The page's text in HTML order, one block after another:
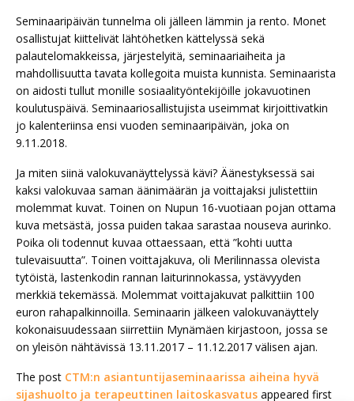
Seminaaripäivän tunnelma oli jälleen lämmin ja rento. Monet
osallistujat kiittelivät lähtöhetken kättelyssä sekä
palautelomakkeissa, järjestelyitä, seminaariaiheita ja
mahdollisuutta tavata kollegoita muista kunnista. Seminaarista
on aidosti tullut monille sosiaalityöntekijöille jokavuotinen
koulutuspäivä. Seminaariosallistujista useimmat kirjoittivatkin
jo kalenteriinsa ensi vuoden seminaaripäivän, joka on
9.11.2018.
Ja miten siinä valokuvanäyttelyssä kävi? Äänestyksessä sai
kaksi valokuvaa saman äänimäärän ja voittajaksi julistettiin
molemmat kuvat. Toinen on Nupun 16-vuotiaan pojan ottama
kuva metsästä, jossa puiden takaa sarastaa nouseva aurinko.
Poika oli todennut kuvaa ottaessaan, että ”kohti uutta
tulevaisuutta”. Toinen voittajakuva, oli Merilinnassa olevista
tytöistä, lastenkodin rannan laiturinnokassa, ystävyyden
merkkiä tekemässä. Molemmat voittajakuvat palkittiin 100
euron rahapalkinnoilla. Seminaarin jälkeen valokuvanäyttely
kokonaisuudessaan siirrettiin Mynämäen kirjastoon, jossa se
on yleisön nähtävissä 13.11.2017 – 11.12.2017 välisen ajan.
The post CTM:n asiantuntijaseminaarissa aiheina hyvä
sijashuolto ja terapeuttinen laitoskasvatus appeared first